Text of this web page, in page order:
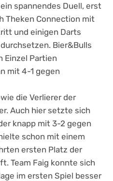
spannendes Duell, erst
Theken Connection mit
und einigen Darts
Bier&Bulls
Einzel Partien
mit 4-1 gegen
die Verlierer der
Auch hier setzte sich
knapp mit 3-2 gegen
schon mit einem
ersten Platz der
Team Faig konnte sich
im ersten Spiel besser